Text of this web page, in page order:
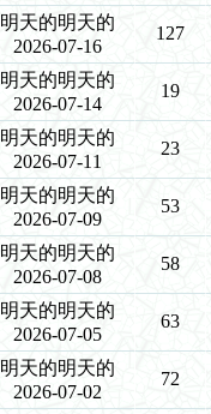
明天的明天的
2026-07-16
127
明天的明天的
2026-07-14
19
明天的明天的
2026-07-11
23
明天的明天的
2026-07-09
53
明天的明天的
2026-07-08
58
明天的明天的
2026-07-05
63
明天的明天的
2026-07-02
72